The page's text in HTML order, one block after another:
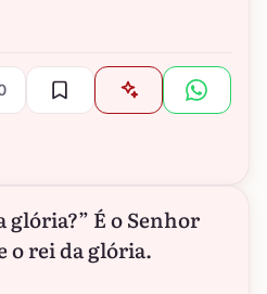
glória?” É o Senhor
o rei da glória.